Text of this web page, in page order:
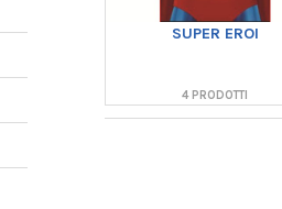
SUPER EROI
4 PRODOTTI